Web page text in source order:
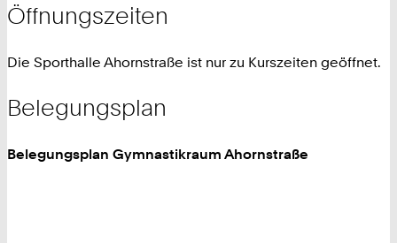
Öffnungszeiten
Die Sporthalle Ahornstraße ist nur zu Kurszeiten geöffnet.
Belegungsplan
Belegungsplan Gymnastikraum Ahornstraße